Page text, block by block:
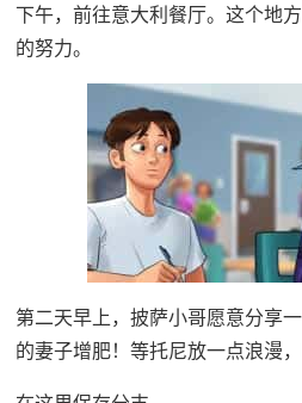
下午，前往意大利餐厅。这个地
的努力。
第二天早上，披萨小哥愿意分享
的妻子增肥！等托尼放一点浪漫，